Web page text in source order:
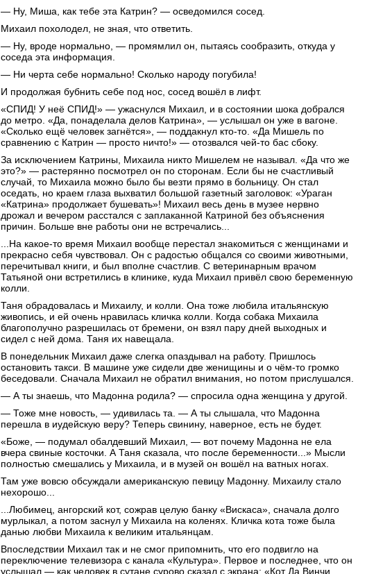
— Ну, Миша, как тебе эта Катрин? — осведомился сосед.
Михаил похолодел, не зная, что ответить.
— Ну, вроде нормально, — промямлил он, пытаясь сообразить, откуда у
соседа эта информация.
— Ни черта себе нормально! Сколько народу погубила!
И продолжая бубнить себе под нос, сосед вошёл в лифт.
«СПИД! У неё СПИД!» — ужаснулся Михаил, и в состоянии шока добрался
до метро. «Да, понаделала делов Катрина», — услышал он уже в вагоне.
«Сколько ещё человек загнётся», — поддакнул кто-то. «Да Мишель по
сравнению с Катрин — просто ничто!» — отозвался чей-то бас сбоку.
За исключением Катрины, Михаила никто Мишелем не называл. «Да что же
это?» — растерянно посмотрел он по сторонам. Если бы не счастливый
случай, то Михаила можно было бы везти прямо в больницу. Он стал
оседать, но краем глаза выхватил большой газетный заголовок: «Ураган
«Катрина» продолжает бушевать»! Михаил весь день в музее нервно
дрожал и вечером расстался с заплаканной Катриной без объяснения
причин. Больше вне работы они не встречались...
...На какое-то время Михаил вообще перестал знакомиться с женщинами и
прекрасно себя чувствовал. Он с радостью общался со своими животными,
перечитывал книги, и был вполне счастлив. С ветеринарным врачом
Татьяной они встретились в клинике, куда Михаил привёл свою беременную
колли.
Таня обрадовалась и Михаилу, и колли. Она тоже любила итальянскую
живопись, и ей очень нравилась кличка колли. Когда собака Михаила
благополучно разрешилась от бремени, он взял пару дней выходных и
сидел с ней дома. Таня их навещала.
В понедельник Михаил даже слегка опаздывал на работу. Пришлось
остановить такси. В машине уже сидели две женищины и о чём-то громко
беседовали. Сначала Михаил не обратил внимания, но потом прислушался.
— А ты знаешь, что Мадонна родила? — спросила одна женщина у другой.
— Тоже мне новость, — удивилась та. — А ты слышала, что Мадонна
перешла в иудейскую веру? Теперь свинину, наверное, есть не будет.
«Боже, — подумал обалдевший Михаил, — вот почему Мадонна не ела
вчера свиные косточки. А Таня сказала, что после беременности...» Мысли
полностью смешались у Михаила, и в музей он вошёл на ватных ногах.
Там уже вовсю обсуждали американскую певицу Мадонну. Михаилу стало
нехорошо...
...Любимец, ангорский кот, сожрав целую банку «Вискаса», сначала долго
мурлыкал, а потом заснул у Михаила на коленях. Кличка кота тоже была
данью любви Михаила к великим итальянцам.
Впоследствии Михаил так и не смог припомнить, что его подвигло на
переключение телевизора с канала «Культура». Первое и последнее, что он
услышал — как человек в сутане сурово сказал с экрана: «Кот Да Винчи